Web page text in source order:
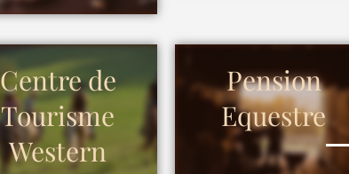
Centre de
Tourisme
Western
Pension
Equestre